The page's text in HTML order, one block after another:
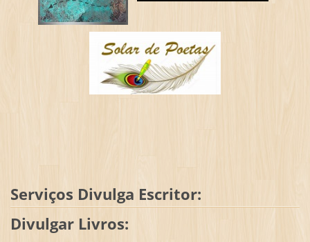
Serviços Divulga Escritor:
Divulgar Livros: